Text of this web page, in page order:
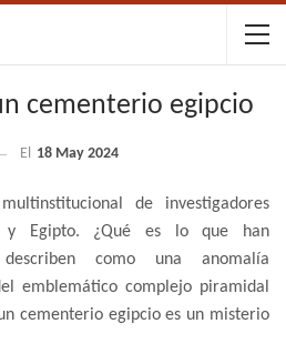
cementerio egipcio
El 18 May 2024
de investigadores
y Egipto. ¿Qué es lo que han
como una anomalía
emblemático complejo piramidal
cementerio egipcio es un misterio